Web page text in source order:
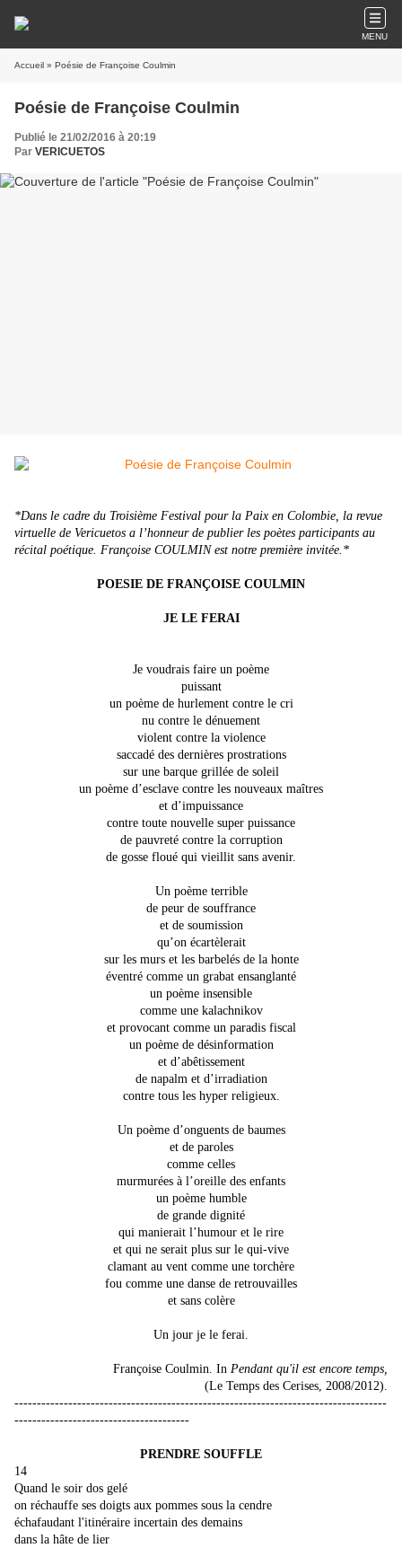
MENU
Accueil » Poésie de Françoise Coulmin
Poésie de Françoise Coulmin
Publié le 21/02/2016 à 20:19
Par VERICUETOS
*Dans le cadre du Troisième Festival pour la Paix en Colombie, la revue
virtuelle de Vericuetos a l’honneur de publier les poètes participants au
récital poétique. Françoise COULMIN est notre première invitée.*
POESIE DE FRANÇOISE COULMIN
JE LE FERAI
Je voudrais faire un poème
puissant
un poème de hurlement contre le cri
nu contre le dénuement
violent contre la violence
saccadé des dernières prostrations
sur une barque grillée de soleil
un poème d’esclave contre les nouveaux maîtres
et d’impuissance
contre toute nouvelle super puissance
de pauvreté contre la corruption
de gosse floué qui vieillit sans avenir.
Un poème terrible
de peur de souffrance
et de soumission
qu’on écartèlerait
sur les murs et les barbelés de la honte
éventré comme un grabat ensanglanté
un poème insensible
comme une kalachnikov
et provocant comme un paradis fiscal
un poème de désinformation
et d’abêtissement
de napalm et d’irradiation
contre tous les hyper religieux.
Un poème d’onguents de baumes
et de paroles
comme celles
murmurées à l’oreille des enfants
un poème humble
de grande dignité
qui manierait l’humour et le rire
et qui ne serait plus sur le qui-vive
clamant au vent comme une torchère
fou comme une danse de retrouvailles
et sans colère
Un jour je le ferai.
Françoise Coulmin. In Pendant qu'il est encore temps,
(Le Temps des Cerises, 2008/2012).
-----------------------------------------------------------------------------------
---------------------------------------
PRENDRE SOUFFLE
14
Quand le soir dos gelé
on réchauffe ses doigts aux pommes sous la cendre
échafaudant l'itinéraire incertain des demains
dans la hâte de lier